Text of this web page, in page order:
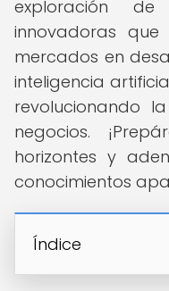
exploración
innovadoras
mercados en
inteligencia
revolucionando
negocios.
horizontes y
conocimientos
Índice